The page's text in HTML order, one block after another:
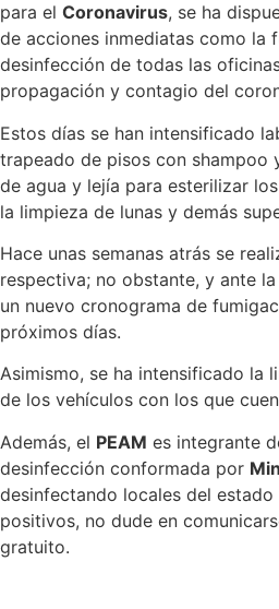
para el Coronavirus, se ha
de acciones inmediatas como la
desinfección de todas las
propagación y contagio del
Estos días se han intensificado
trapeado de pisos con shampoo
de agua y lejía para esterilizar
la limpieza de lunas y demás
Hace unas semanas atrás se
respectiva; no obstante, y ante
un nuevo cronograma de
próximos días.
Asimismo, se ha intensificado la
de los vehículos con los que
Además, el PEAM es integrante
desinfección conformada por
desinfectando locales del
positivos, no dude en
gratuito.